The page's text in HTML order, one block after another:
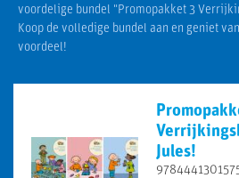
voordelige bundel "Promopakket 3
Koop de volledige bundel aan en geniet
voordeel!
Jules!